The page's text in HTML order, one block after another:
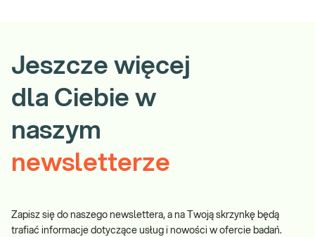
Jeszcze więcej
dla Ciebie w
naszym
newsletterze
Zapisz się do naszego newslettera, a na Twoją skrzynkę będą
trafiać informacje dotyczące usług i nowości w ofercie badań.